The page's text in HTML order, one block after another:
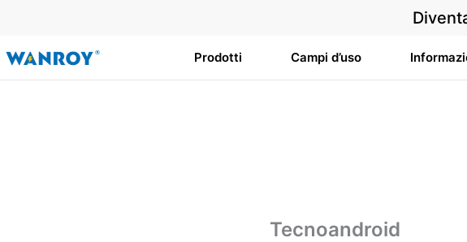
contenuto
Prodotti Campi d’uso
Tecnoandroid